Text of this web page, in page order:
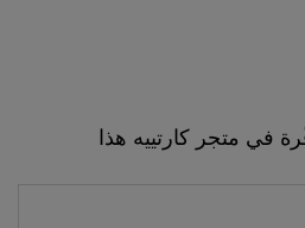
Link Opens in New
في متجر كارتييه هذا